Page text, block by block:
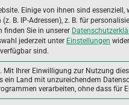
ANWENDUNGSBEREICHE
Fakt des Monats:
Einige von ihnen sind
B. IP-Adressen), z. B. für
finden Sie in unserer
jederzeit unter Einstellungen
sind.
Mit Ihrer Einwilligung zur Nutzung
ein Land mit unzureichendem
verarbeiten, ohne dass